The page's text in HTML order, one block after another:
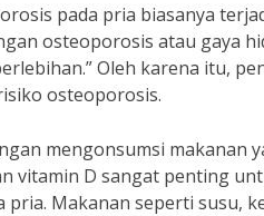
pada pria biasanya
osteoporosis atau gaya
Oleh karena itu,
osteoporosis.
mengonsumsi makanan
vitamin D sangat penting
Makanan seperti susu,